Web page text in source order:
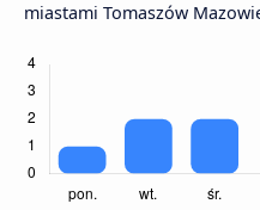
miastami Tomaszów